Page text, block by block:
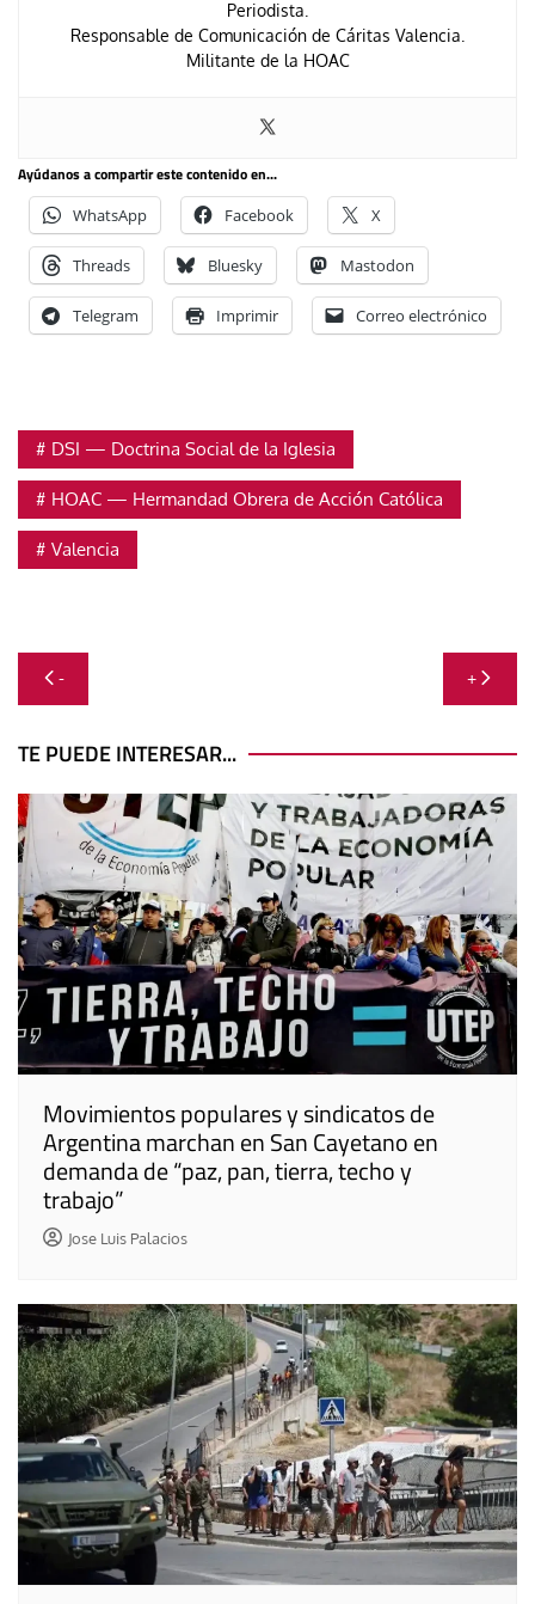
Periodista.
Responsable de Comunicación de Cáritas Valencia.
Militante de la HOAC
Ayúdanos a compartir este contenido en...
WhatsApp Facebook X
Threads Bluesky Mastodon
Telegram Imprimir Correo electrónico
DSI — Doctrina Social de la Iglesia
HOAC — Hermandad Obrera de Acción Católica
Valencia
Navegación
de
entradas
- +
TE PUEDE INTERESAR...
Movimientos populares y sindicatos de
Argentina marchan en San Cayetano en
demanda de “paz, pan, tierra, techo y
trabajo”
Jose Luis Palacios